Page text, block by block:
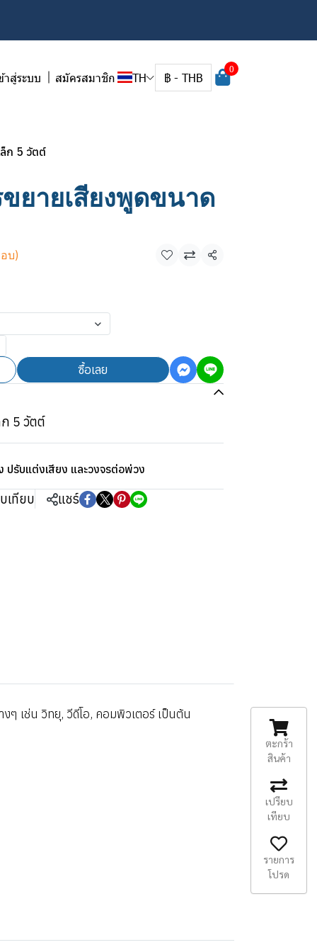
าสู่ระบบ สมัครสมาชิก TH ฿ - THB
0
ก 5 วัตต์
ยายเสียงพูดขนาด
บ) แชร์
ซื้อเลย
5 วัตต์
ปรับแต่งเสียง และวงจรต่อพ่วง
เทียบ แชร์
ๆ เช่น วิทยุ, วีดีโอ, คอมพิวเตอร์ เป็นต้น
ตะกร้า
สินค้า
เปรียบ
เทียบ
รายการ
โปรด